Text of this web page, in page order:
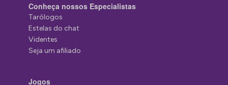
Conheça nossos Especialistas
Tarólogos
Estelas do chat
Videntes
Seja um afiliado
Jogos